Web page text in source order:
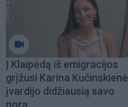
Į Klaipėdą iš emigracijos
grįžusi Karina Kučinskienė
įvardijo didžiausią savo
norą